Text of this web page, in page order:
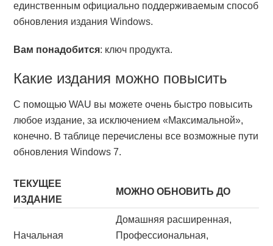
единственным официально поддерживаемым способ
обновления издания Windows.
Вам понадобится: ключ продукта.
Какие издания можно повысить
С помощью WAU вы можете очень быстро повысить
любое издание, за исключением «Максимальной»,
конечно. В таблице перечислены все возможные пути
обновления Windows 7.
ТЕКУЩЕЕ
ИЗДАНИЕ
МОЖНО ОБНОВИТЬ ДО
Начальная
Домашняя расширенная,
Профессиональная,